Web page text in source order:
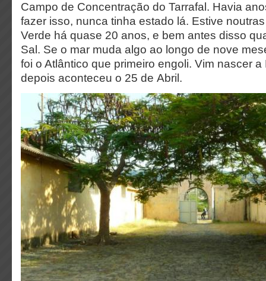
Campo de Concentração do Tarrafal. Havia
fazer isso, nunca tinha estado lá. Estive
Verde há quase 20 anos, e bem antes disso
Sal. Se o mar muda algo ao longo de nove
foi o Atlântico que primeiro engoli. Vim nascer
depois aconteceu o 25 de Abril.